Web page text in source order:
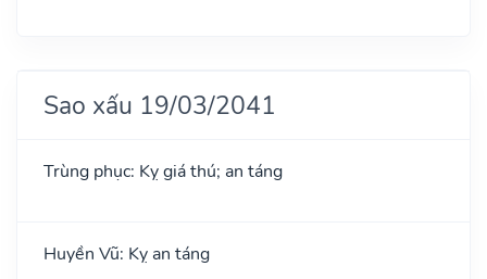
Sao xấu 19/03/2041
Trùng phục: Kỵ giá thú; an táng
Huyền Vũ: Kỵ an táng